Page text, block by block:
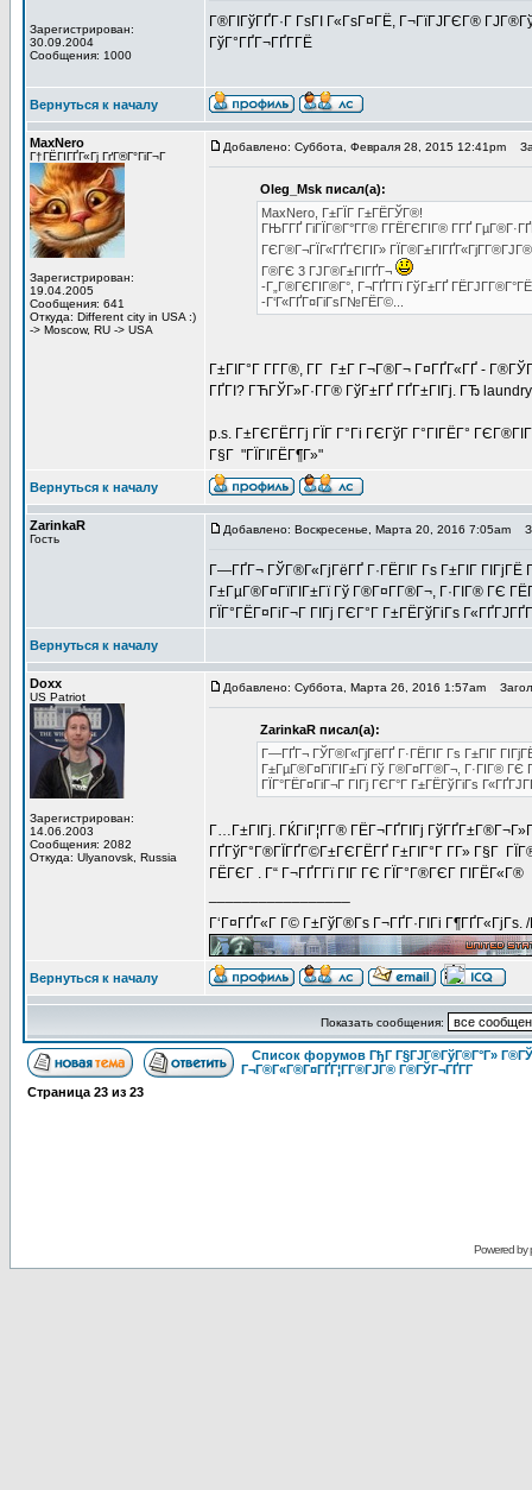
Зарегистрирован:
30.09.2004
Сообщения: 1000
Г®ГІГўГҐГ·Г ГѕГІ Г«ГѕГ¤ГЁ, Г¬ГїГЈГЄГ®
ГўГ°ГҐГ¬ГҐГ­ГЁ
Вернуться к началу
MaxNero
Г†ГЁГІГҐГ«Гј ГґГ®Г°ГіГ¬Г
Зарегистрирован:
19.04.2005
Сообщения: 641
Откуда: Different city in USA :)
-> Moscow, RU -> USA
Добавлено: Суббота, Февраля 28, 2015 12:41pm
Oleg_Msk писал(а):
MaxNero, Г±ГЇГ Г±ГЁГЎГ®!
ГЊГ­ГҐ ГіГЇГ®Г°Г­Г® Г­ГЁГЄГІГ® Г­ГҐ
ГЄГ®Г¬ГЇГ«ГҐГЄГІГ»
Г®ГЄ 3 ГЈГ®Г±ГІГҐГ¬
-Г„Г®ГЄГІГ®Г°, Г¬ГҐГ­Гї ГўГ±ГҐ
-Г‘Г«ГҐГ¤ГіГѕГ№ГЁГ©...
Г±ГІГ°Г Г­Г­Г®, Г­Г Г±Г Г¬Г®Г¬ Г¤ГҐГ«ГҐ -
ГҐГІ? ГЋГЎГ»Г·Г­Г® ГўГ±ГҐ ГҐГ±ГІГј. ГЂ
p.s. Г±ГЄГЁГ­Гј ГЇГ Г°Гі ГЄГўГ Г°ГІГЁГ°
Г§Г "ГЇГІГЁГ¶Г»"
Вернуться к началу
ZarinkaR
Гость
Добавлено: Воскресенье, Марта 20, 2016 7:05am
Г—ГҐГ¬ ГЎГ®Г«ГјГёГҐ Г·ГЁГІГ Гѕ Г±ГІГ ГІГјГЁ
Г±ГµГ®Г¤ГїГІГ±Гї Гў Г®Г¤Г­Г®Г¬, Г·ГІГ® ГЄ
ГЇГ°ГЁГ¤ГіГ¬Г ГІГј ГЄГ°Г Г±ГЁГўГіГѕ
Вернуться к началу
Doxx
US Patriot
Зарегистрирован:
14.06.2003
Сообщения: 2082
Откуда: Ulyanovsk, Russia
Добавлено: Суббота, Марта 26, 2016 1:57am
ZarinkaR писал(а):
Г—ГҐГ¬ ГЎГ®Г«ГјГёГҐ Г·ГЁГІГ Гѕ Г±ГІГ
Г±ГµГ®Г¤ГїГІГ±Гї Гў Г®Г¤Г­Г®Г¬, Г·ГІГ® ГЄ
ГЇГ°ГЁГ¤ГіГ¬Г ГІГј ГЄГ°Г Г±ГЁГўГіГѕ
Г…Г±ГІГј. ГЌГіГ¦Г­Г® ГЁГ¬ГҐГІГј
ГҐГўГ°Г®ГЇГҐГ©Г±ГЄГЁГҐ Г±ГІГ°Г Г­Г» Г§Г
ГЁГЄГ . Г“ Г¬ГҐГ­Гї ГІГ ГЄ ГЇГ°Г®ГЄГ ГІГЁГ«Г®
Г‘Г¤ГҐГ«Г Г© Г±ГўГ®Гѕ Г¬ГҐГ·ГІГі Г¶ГҐГ«ГјГѕ.
Вернуться к началу
Показать сообщения:
Список форумов ГђГ Г§ГЈГ®ГўГ®Г°Г»
Г¬Г®Г«Г®Г¤ГҐГ¦Г­Г®ГЈГ® Г®ГЎГ¬ГҐГ­Г
Страница 23 из 23
Powered by